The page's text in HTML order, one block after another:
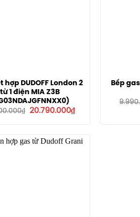
hợp DUDOFF London 2
từ 1 điện MIA Z3B
₫
Giá
20.790.000₫Giá
hiện
20.790.000₫.
Bếp